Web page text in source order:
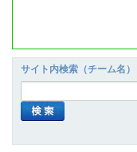
サイト内検索（チーム名）